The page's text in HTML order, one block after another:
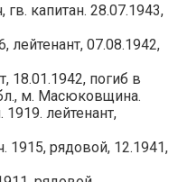
капитан. 28.07.1943,
07.08.1942,
18.01.1942, погиб в
м. Масюковщина.
лейтенант,
рядовой, 12.1941,